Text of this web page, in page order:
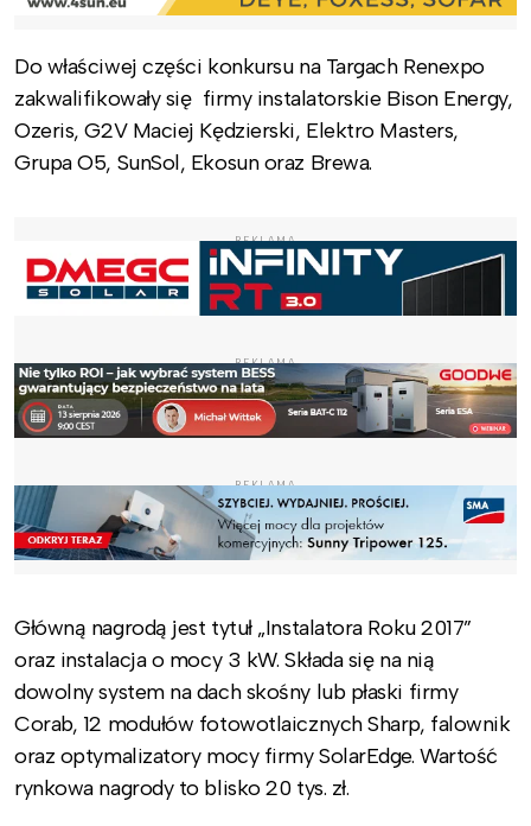
Do właściwej części konkursu na Targach Renexpo
zakwalifikowały się firmy instalatorskie Bison Energy,
Ozeris, G2V Maciej Kędzierski, Elektro Masters,
Grupa O5, SunSol, Ekosun oraz Brewa.
REKLAMA
REKLAMA
REKLAMA
Główną nagrodą jest tytuł „Instalatora Roku 2017”
oraz instalacja o mocy 3 kW. Składa się na nią
dowolny system na dach skośny lub płaski firmy
Corab, 12 modułów fotowotlaicznych Sharp, falownik
oraz optymalizatory mocy firmy SolarEdge. Wartość
rynkowa nagrody to blisko 20 tys. zł.